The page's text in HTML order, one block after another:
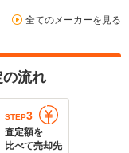
全てのメーカーを見る
の流れ
STEP3
査定額を
比べて売却先